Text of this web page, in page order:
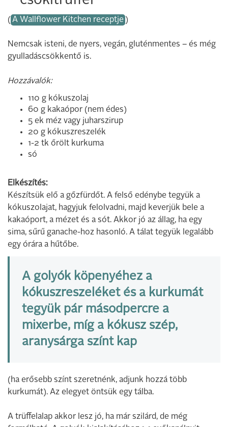
( A Wallflower Kitchen receptje )
Nemcsak isteni, de nyers, vegán, gluténmentes – és még
gyulladáscsökkentő is.
Hozzávalók:
110 g kókuszolaj
60 g kakaópor (nem édes)
5 ek méz vagy juharszirup
20 g kókuszreszelék
1-2 tk őrölt kurkuma
só
Elkészítés:
Készítsük elő a gőzfürdőt. A felső edénybe tegyük a
kókuszolajat, hagyjuk felolvadni, majd keverjük bele a
kakaóport, a mézet és a sót. Akkor jó az állag, ha egy
sima, sűrű ganache-hoz hasonló. A tálat tegyük legalább
egy órára a hűtőbe.
A golyók köpenyéhez a
kókuszreszeléket és a kurkumát
tegyük pár másodpercre a
mixerbe, míg a kókusz szép,
aranysárga színt kap
(ha erősebb színt szeretnénk, adjunk hozzá több
kurkumát). Az elegyet öntsük egy tálba.
A trüffelalap akkor lesz jó, ha már szilárd, de még